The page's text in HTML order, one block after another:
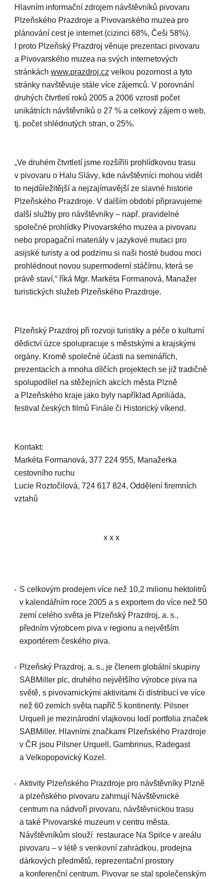
Hlavním informační zdrojem návštěvníků pivovaru
Plzeňského Prazdroje a Pivovarského muzea pro
plánování cest je internet(cizinci 68%, Češi 58%).
I proto Plzeňský Prazdroj věnuje prezentaci pivovaru
a Pivovarského muzea na svých internetových
stránkáchwww.prazdroj.cz velkou pozornost a tyto
stránky navštěvuje stále více zájemců. V porovnání
druhých čtvrtletí roků 2005 a 2006 vzrostl počet
unikátních návštěvníků o 27 % a celkový zájem o web,
tj. počet shlédnutých stran, o 25%.
„Ve druhém čtvrtletí jsme rozšířili prohlídkovou trasu
v pivovaru o Halu Slávy, kde návštěvníci mohou vidět
to nejdůležitější a nejzajímavější ze slavné historie
Plzeňského Prazdroje. V dalším období připravujeme
další služby pro návštěvníky – např. pravidelné
společné prohlídky Pivovarského muzea a pivovaru
nebo propagační materiály v jazykové mutaci pro
asijské turisty a od podzimu si naši hosté budou moci
prohlédnout novou supermoderní stáčírnu, která se
právě staví,“ říká Mgr. Markéta Formanová, Manažer
turistických služeb Plzeňského Prazdroje.
Plzeňský Prazdroj při rozvoji turistiky a péče o kulturní
dědictví úzce spolupracuje s městskými a krajskými
orgány. Kromě společné účasti na seminářích,
prezentacích a mnoha dílčích projektech se již tradičně
spolupodílel na stěžejních akcích města Plzně
a Plzeňského kraje jako byly například Apriliáda,
festival českých filmů Finále či Historický víkend.
Kontakt:
Markéta Formanová, 377 224 955, Manažerka
cestovního ruchu
Lucie Roztočilová, 724 617 824, Oddělení firemních
vztahů
x x x
S celkovým prodejem více než 10,2 milionu hektolitrů
v kalendářním roce 2005 a s exportem do více než 50
zemí celého světa je Plzeňský Prazdroj, a. s.,
předním výrobcem piva v regionu a největším
exportérem českého piva.
Plzeňský Prazdroj, a. s., je členem globální skupiny
SABMiller plc, druhého největšího výrobce piva na
světě, s pivovarnickými aktivitami či distribucí ve více
než 60 zemích světa napříč 5 kontinenty. Pilsner
Urquell je mezinárodní vlajkovou lodí portfolia značek
SABMiller. Hlavními značkami Plzeňského Prazdroje
v ČR jsou Pilsner Urquell, Gambrinus, Radegast
a Velkopopovický Kozel.
Aktivity Plzeňského Prazdroje pro návštěvníky Plzně
a plzeňského pivovaru zahrnují Návštěvnické
centrum na nádvoří pivovaru, návštěvnickou trasu
a také Pivovarské muzeum v centru města.
Návštěvníkům slouží restaurace Na Spilce v areálu
pivovaru – v létě s venkovní zahrádkou, prodejna
dárkových předmětů, reprezentační prostory
a konferenční centrum. Pivovar se stal společenským